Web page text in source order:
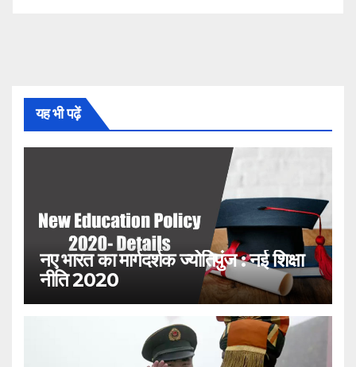
यह भी पढ़ें
नए भारत का मार्गदर्शक ज्योतिपुंज : नई शिक्षा
नीति 2020